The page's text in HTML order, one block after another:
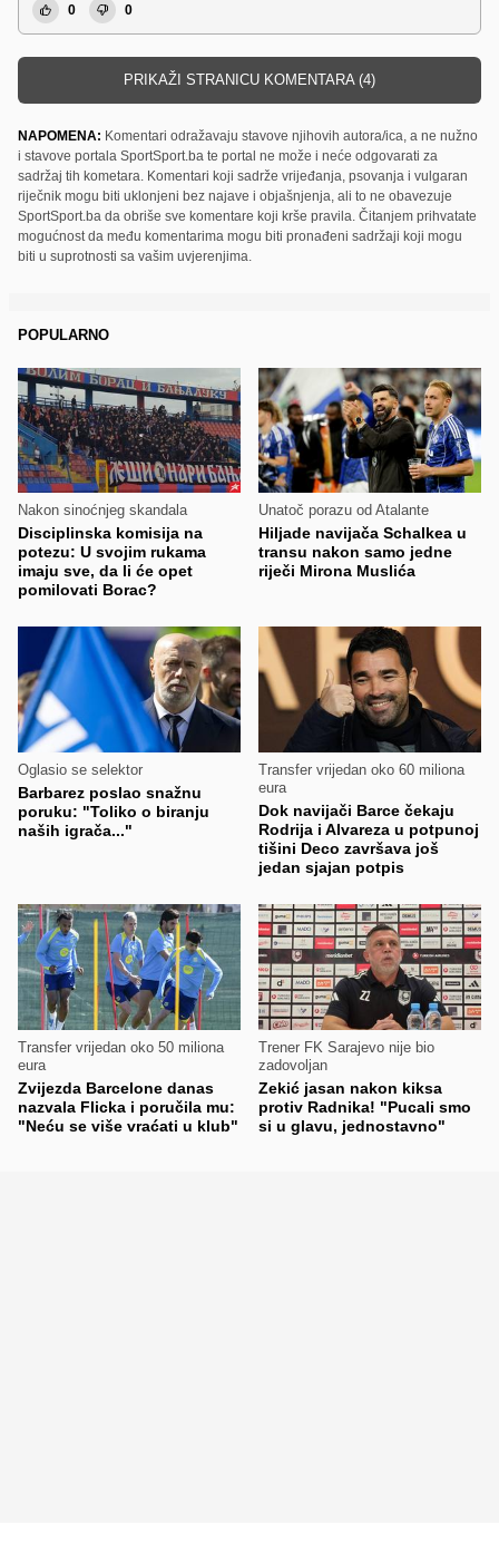
0 0
PRIKAŽI STRANICU KOMENTARA (4)
NAPOMENA: Komentari odražavaju stavove njihovih autora/ica, a ne nužno
i stavove portala SportSport.ba te portal ne može i neće odgovarati za
sadržaj tih kometara. Komentari koji sadrže vrijeđanja, psovanja i vulgaran
riječnik mogu biti uklonjeni bez najave i objašnjenja, ali to ne obavezuje
SportSport.ba da obriše sve komentare koji krše pravila. Čitanjem prihvatate
mogućnost da među komentarima mogu biti pronađeni sadržaji koji mogu
biti u suprotnosti sa vašim uvjerenjima.
POPULARNO
Nakon sinoćnjeg skandala
Disciplinska komisija na
potezu: U svojim rukama
imaju sve, da li će opet
pomilovati Borac?
Unatoč porazu od Atalante
Hiljade navijača Schalkea u
transu nakon samo jedne
riječi Mirona Muslića
Oglasio se selektor
Barbarez poslao snažnu
poruku: "Toliko o biranju
naših igrača..."
Transfer vrijedan oko 60 miliona
eura
Dok navijači Barce čekaju
Rodrija i Alvareza u potpunoj
tišini Deco završava još
jedan sjajan potpis
Transfer vrijedan oko 50 miliona
eura
Zvijezda Barcelone danas
nazvala Flicka i poručila mu:
"Neću se više vraćati u klub"
Trener FK Sarajevo nije bio
zadovoljan
Zekić jasan nakon kiksa
protiv Radnika! "Pucali smo
si u glavu, jednostavno"